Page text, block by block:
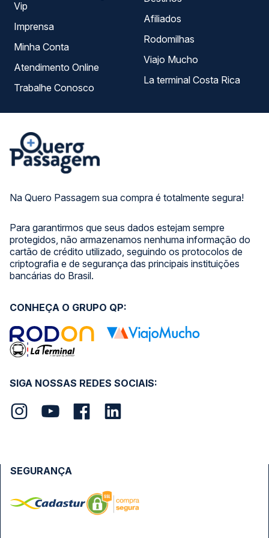
Na Quero Passagem sua compra é totalmente segura!
Para garantirmos que seus dados estejam sempre
protegidos, não armazenamos nenhuma informação do
cartão de crédito utilizado, seguindo os protocolos de
criptografia e de segurança das principais instituições
bancárias do Brasil.
Vip
Imprensa
Minha Conta
Atendimento Online
Trabalhe Conosco
Afiliados
Rodomilhas
Viajo Mucho
La terminal Costa Rica
SIGA NOSSAS REDES SOCIAIS:
CONHEÇA O GRUPO QP:
SEGURANÇA